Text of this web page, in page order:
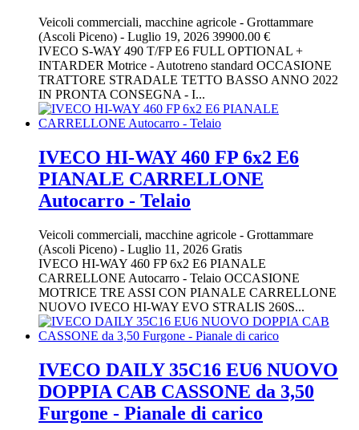
Veicoli commerciali, macchine agricole - Grottammare
(Ascoli Piceno) - Luglio 19, 2026 39900.00 €
IVECO S-WAY 490 T/FP E6 FULL OPTIONAL +
INTARDER Motrice - Autotreno standard OCCASIONE
TRATTORE STRADALE TETTO BASSO ANNO 2022
IN PRONTA CONSEGNA - I...
IVECO HI-WAY 460 FP 6x2 E6
PIANALE CARRELLONE
Autocarro - Telaio
Veicoli commerciali, macchine agricole - Grottammare
(Ascoli Piceno) - Luglio 11, 2026 Gratis
IVECO HI-WAY 460 FP 6x2 E6 PIANALE
CARRELLONE Autocarro - Telaio OCCASIONE
MOTRICE TRE ASSI CON PIANALE CARRELLONE
NUOVO IVECO HI-WAY EVO STRALIS 260S...
IVECO DAILY 35C16 EU6 NUOVO
DOPPIA CAB CASSONE da 3,50
Furgone - Pianale di carico